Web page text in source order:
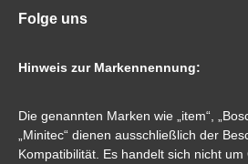
Folge uns
Hinweis zur Markennennung:
Die genannten Marken wie „item“,
„Minitec“ dienen ausschließlich der
Kompatibilität. Es handelt sich nicht